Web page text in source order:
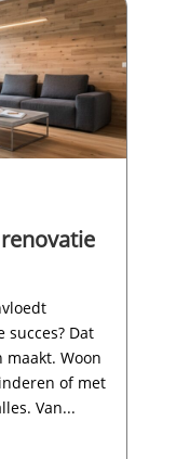
Dat
Woon
of met
Van...